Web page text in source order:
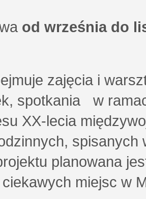
od września do
zajęcia i
spotkania w
XX-lecia
planowana
miejsc w